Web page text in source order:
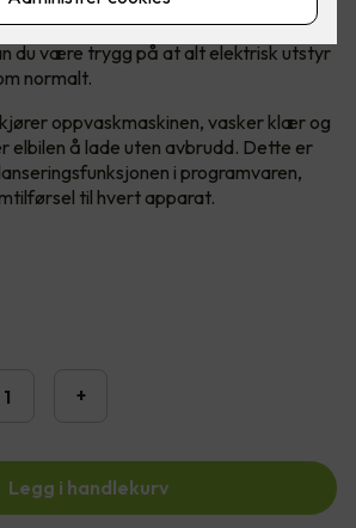
med strøm fra nettet eller fra
du være trygg på at alt elektrisk utstyr
normalt.
oppvaskmaskinen, vasker klær og
elbilen å lade uten avbrudd. Dette er
i programvaren,
til hvert apparat.
+
Legg i handlekurv